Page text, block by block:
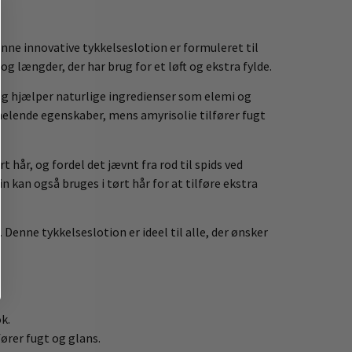
innovative tykkelseslotion er formuleret til
længder, der har brug for et løft og ekstra fylde.
hjælper naturlige ingredienser som elemi og
egenskaber, mens amyrisolie tilfører fugt
hår, og fordel det jævnt fra rod til spids ved
kan også bruges i tørt hår for at tilføre ekstra
Denne tykkelseslotion er ideel til alle, der ønsker
fugt og glans.